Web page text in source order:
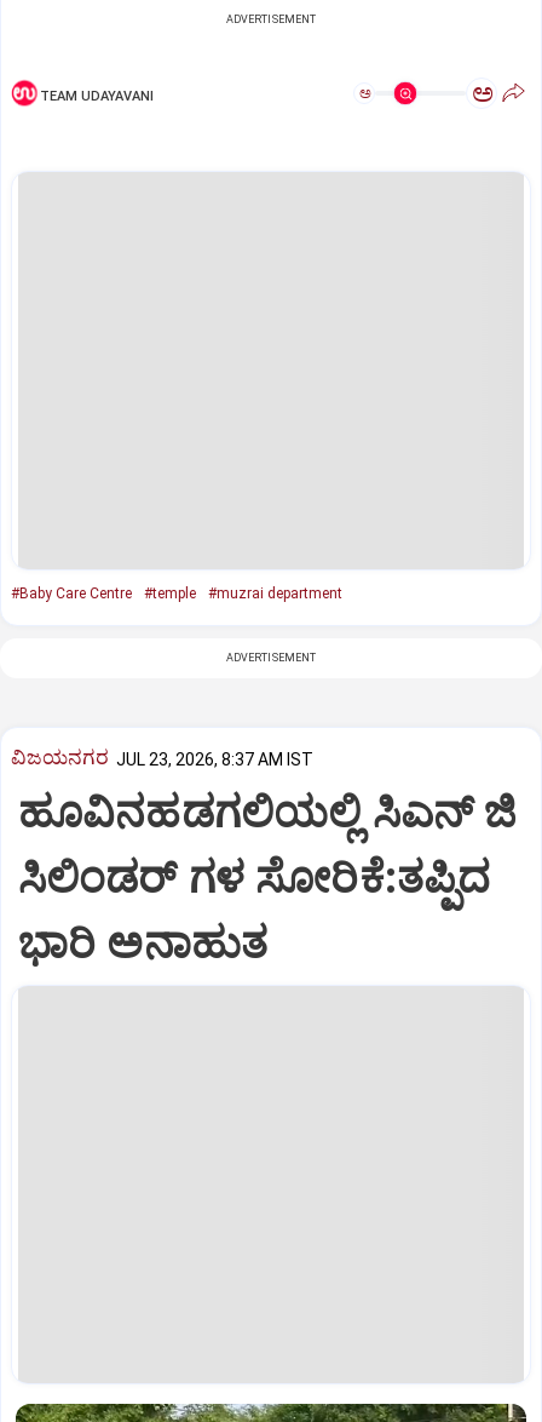
ADVERTISEMENT
TEAM UDAYAVANI ಅ ಅ
#Baby Care Centre #temple #muzrai department
ADVERTISEMENT
ವಿಜಯನಗರ JUL 23, 2026, 8:37 AM IST
ಹೂವಿನಹಡಗಲಿಯಲ್ಲಿ ಸಿಎನ್ ಜಿ
ಸಿಲಿಂಡರ್ ಗಳ ಸೋರಿಕೆ:ತಪ್ಪಿದ
ಭಾರಿ ಅನಾಹುತ